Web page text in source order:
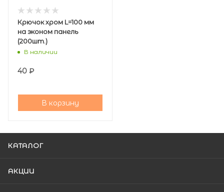
Крючок хром L=100 мм
на эконом панель
(200шт.)
В наличии
40 ₽
В корзину
КАТАЛОГ
АКЦИИ